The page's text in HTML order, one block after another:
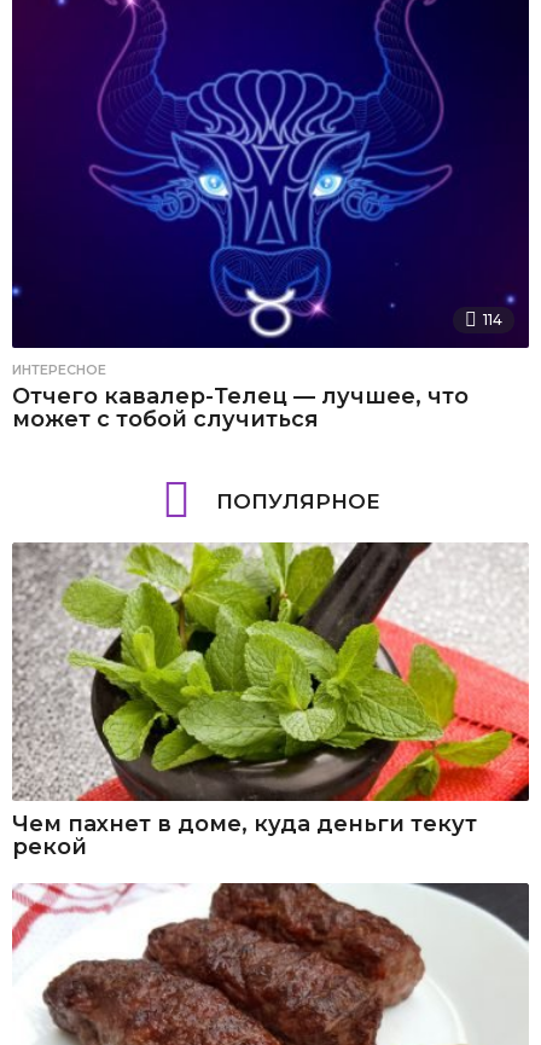
114
ИНТЕРЕСНОЕ
Отчего кавалер-Телец — лучшее, что
может с тобой случиться
ПОПУЛЯРНОЕ
Чем пахнет в доме, куда деньги текут
рекой